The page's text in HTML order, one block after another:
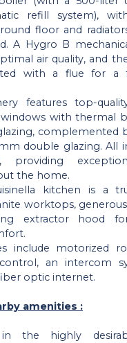
refill system),
floor and radiators
A Hygro B
air quality, and
with a flue for a
features top-
with thermal
complemented
double glazing. All
providing
the home.
kitchen is a
worktops, generous
extractor hood
include motorized
an intercom
optic internet.
amenities :
in the highly